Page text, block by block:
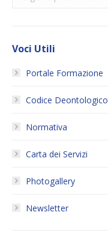
Voci Utili
Portale Formazione
Codice Deontologico
Normativa
Carta dei Servizi
Photogallery
Newsletter